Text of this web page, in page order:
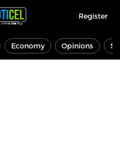
Register
Economy Opinions